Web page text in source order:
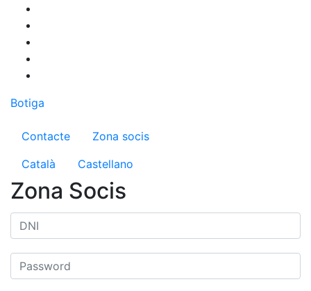
contingut
Botiga
Menú del compte d'usuari
Contacte
Zona socis
Català
Castellano
Zona Socis